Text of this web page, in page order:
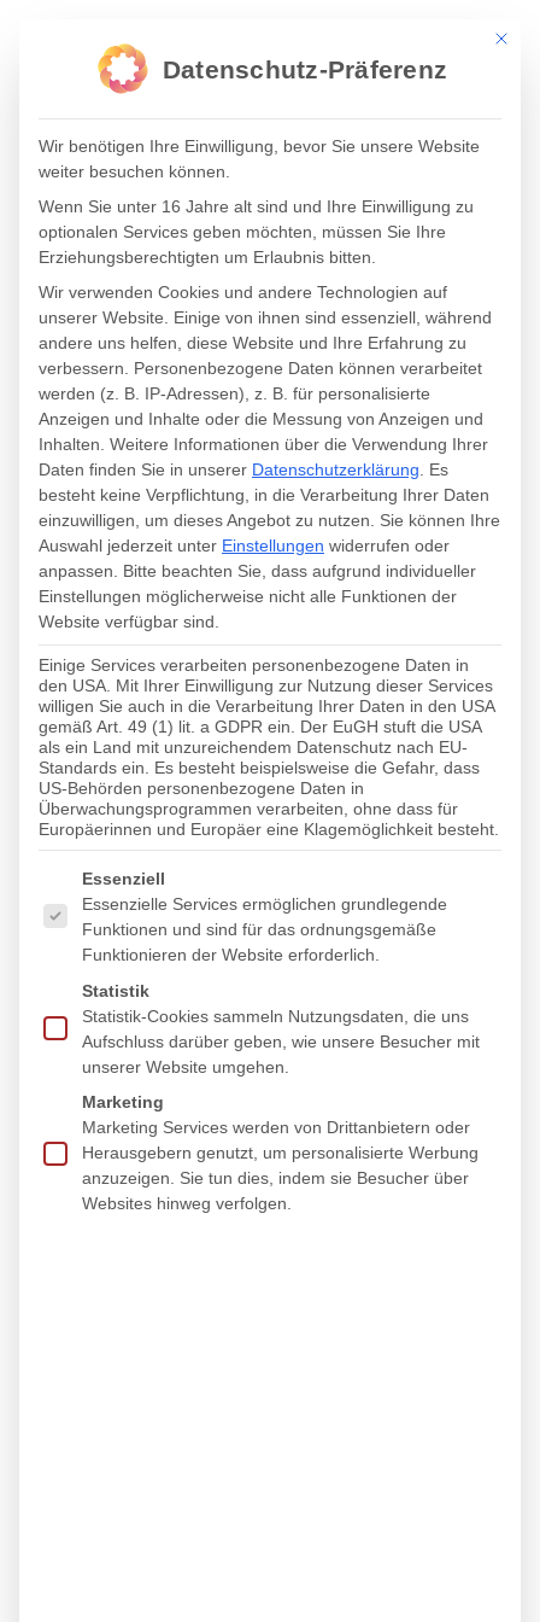
ONLINE SEMINARE //
ONLINE MARKETING
CAMPUS
Sie möchten Ihre Followerzahlen auf Ihren Social
Media Kanälen verdoppeln? Lernen Sie, wie! Jetzt
beim Online-Marketing-Campus von Hutter & Unger!
Mit
Datenschutz-Präferenz
Wir benötigen Ihre Einwilligung, bevor Sie unsere Website
weiter besuchen können.
Wenn Sie unter 16 Jahre alt sind und Ihre Einwilligung zu
optionalen Services geben möchten, müssen Sie Ihre
Erziehungsberechtigten um Erlaubnis bitten.
Wir verwenden Cookies und andere Technologien auf
unserer Website. Einige von ihnen sind essenziell, während
andere uns helfen, diese Website und Ihre Erfahrung zu
verbessern.
Personenbezogene Daten können verarbeitet
werden (z. B. IP-Adressen), z. B. für personalisierte
Anzeigen und Inhalte oder die Messung von Anzeigen und
Inhalten. Weitere Informationen über die Verwendung Ihrer
Daten finden Sie in unserer Datenschutzerklärung
Es
besteht keine Verpflichtung, in die Verarbeitung Ihrer Daten
einzuwilligen, um dieses Angebot zu nutzen.
Sie können Ihre
Auswahl jederzeit unter Einstellungen widerrufen oder
anpassen.
Bitte beachten Sie, dass aufgrund individueller
Einstellungen möglicherweise nicht alle Funktionen der
Website verfügbar sind.
Einige Services verarbeiten personenbezogene Daten in
den USA. Mit Ihrer Einwilligung zur Nutzung dieser Services
willigen Sie auch in die Verarbeitung Ihrer Daten in den USA
gemäß Art. 49 (1) lit. a GDPR ein. Der EuGH stuft die USA
als ein Land mit unzureichendem Datenschutz nach EU-
Standards ein. Es besteht beispielsweise die Gefahr, dass
US-Behörden personenbezogene Daten in
Überwachungsprogrammen verarbeiten, ohne dass für
Europäerinnen und Europäer eine Klagemöglichkeit besteht.
Es folgt eine Liste der Service-Gruppen, für die eine
Essenziell
Essenzielle Services ermöglichen grundlegende
Funktionen und sind für das ordnungsgemäße
Funktionieren der Website erforderlich.
Statistik
Statistik-Cookies sammeln Nutzungsdaten, die uns
Aufschluss darüber geben, wie unsere Besucher mit
unserer Website umgehen.
Marketing
Marketing Services werden von Drittanbietern oder
Herausgebern genutzt, um personalisierte Werbung
anzuzeigen. Sie tun dies, indem sie Besucher über
Websites hinweg verfolgen.